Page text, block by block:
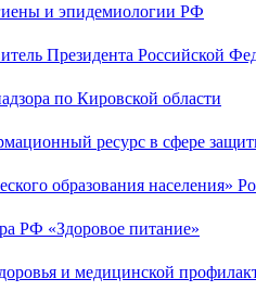
и эпидемиологии РФ
Президента Российской
по Кировской области
ресурс в сфере
образования населения»
РФ «Здоровое питание»
и медицинской